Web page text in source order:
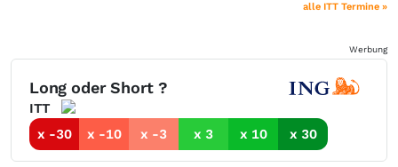
alle ITT Termine »
Werbung
Long oder Short ?
ITT
x -30
x -10 x -3 x 3 x 10 x 30